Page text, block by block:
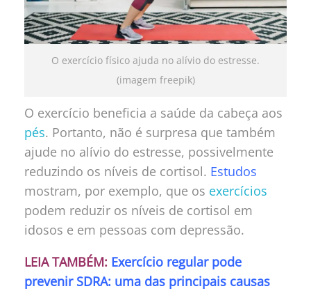
O exercício físico ajuda no alívio do estresse.
(imagem freepik)
O exercício beneficia a saúde da cabeça aos
pés. Portanto, não é surpresa que também
ajude no alívio do estresse, possivelmente
reduzindo os níveis de cortisol. Estudos
mostram, por exemplo, que os exercícios
podem reduzir os níveis de cortisol em
idosos e em pessoas com depressão.
LEIA TAMBÉM: Exercício regular pode
prevenir SDRA: uma das principais causas